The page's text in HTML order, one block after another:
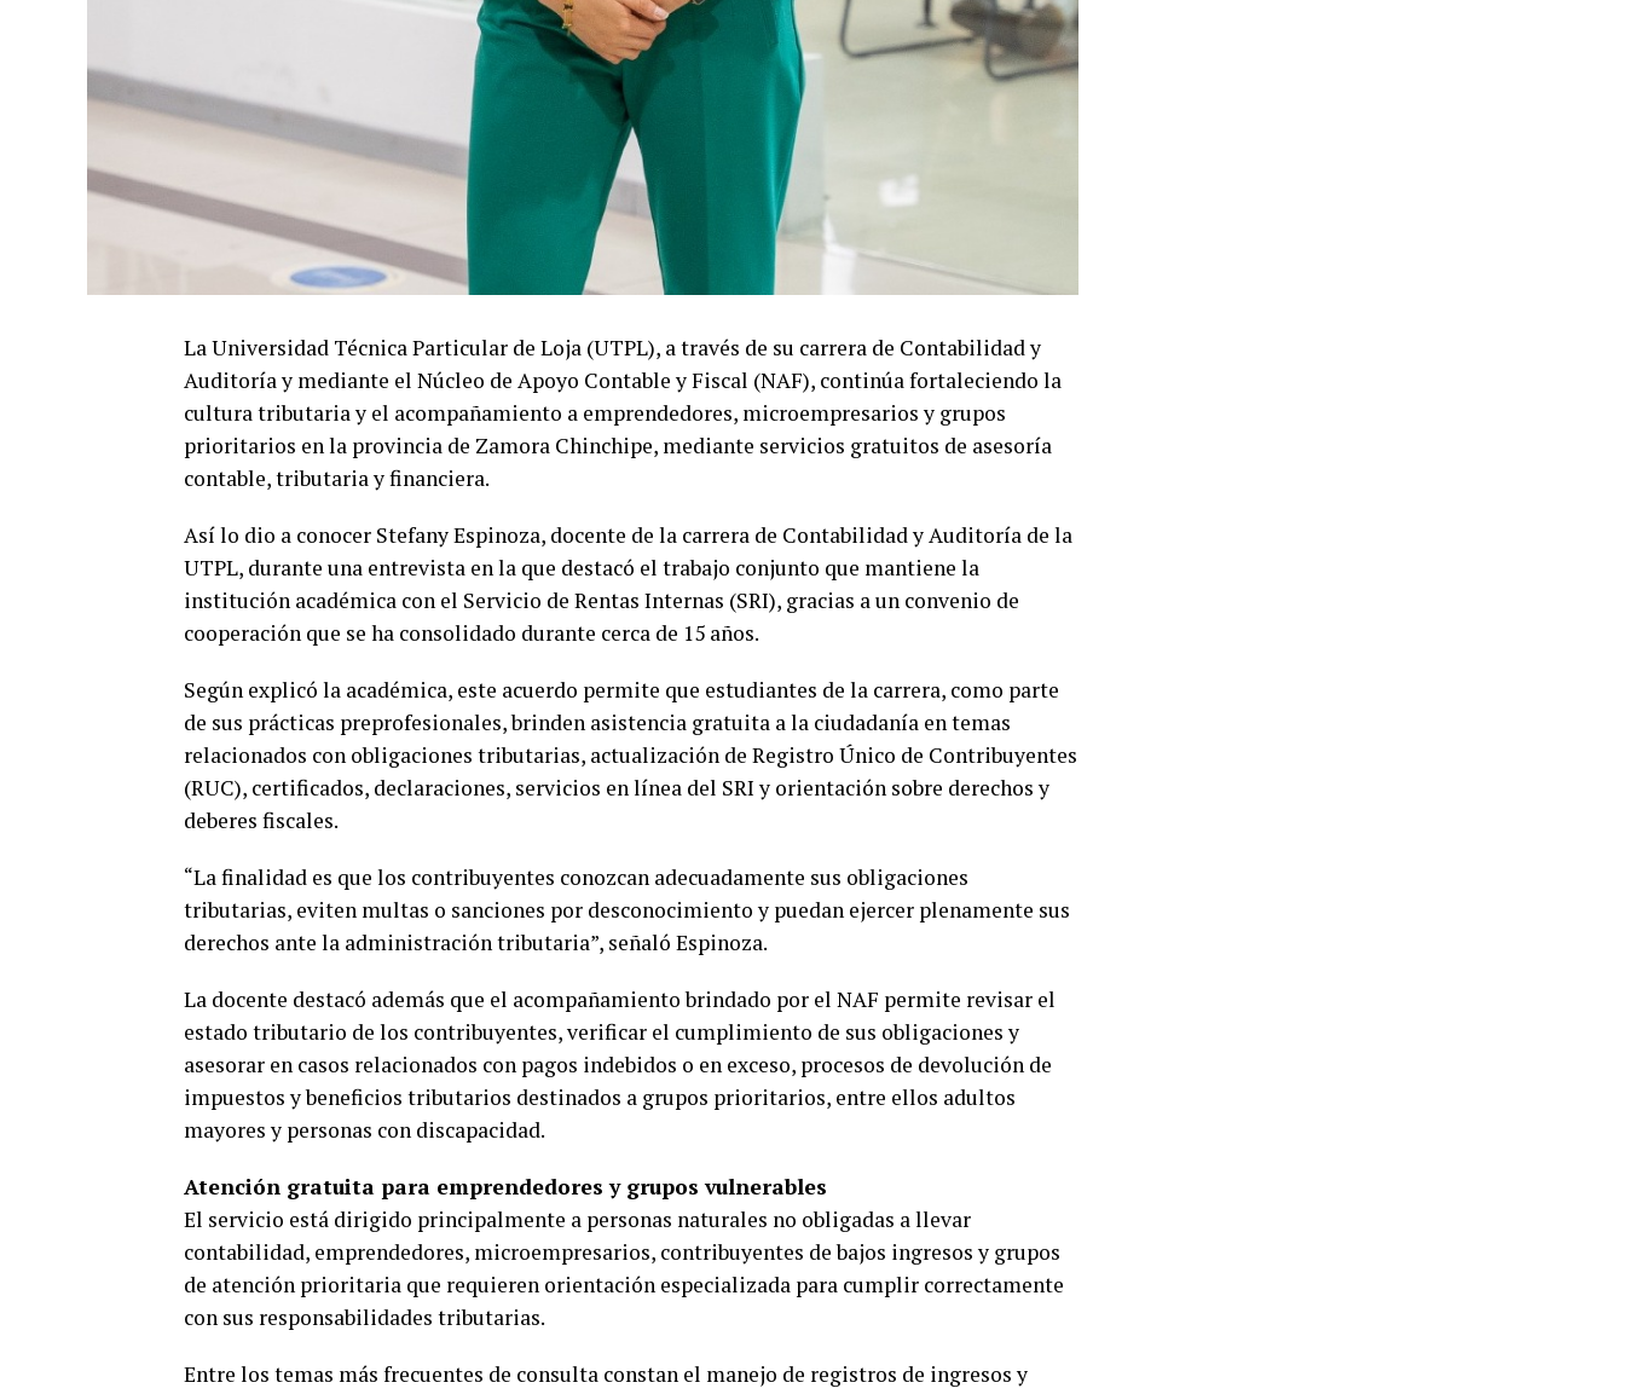
La Universidad Técnica Particular de Loja (UTPL), a través de su carrera de Contabilidad y
Auditoría y mediante el Núcleo de Apoyo Contable y Fiscal (NAF), continúa fortaleciendo la
cultura tributaria y el acompañamiento a emprendedores, microempresarios y grupos
prioritarios en la provincia de Zamora Chinchipe, mediante servicios gratuitos de asesoría
contable, tributaria y financiera.
Así lo dio a conocer Stefany Espinoza, docente de la carrera de Contabilidad y Auditoría de la
UTPL, durante una entrevista en la que destacó el trabajo conjunto que mantiene la
institución académica con el Servicio de Rentas Internas (SRI), gracias a un convenio de
cooperación que se ha consolidado durante cerca de 15 años.
Según explicó la académica, este acuerdo permite que estudiantes de la carrera, como parte
de sus prácticas preprofesionales, brinden asistencia gratuita a la ciudadanía en temas
relacionados con obligaciones tributarias, actualización de Registro Único de Contribuyentes
(RUC), certificados, declaraciones, servicios en línea del SRI y orientación sobre derechos y
deberes fiscales.
“La finalidad es que los contribuyentes conozcan adecuadamente sus obligaciones
tributarias, eviten multas o sanciones por desconocimiento y puedan ejercer plenamente sus
derechos ante la administración tributaria”, señaló Espinoza.
La docente destacó además que el acompañamiento brindado por el NAF permite revisar el
estado tributario de los contribuyentes, verificar el cumplimiento de sus obligaciones y
asesorar en casos relacionados con pagos indebidos o en exceso, procesos de devolución de
impuestos y beneficios tributarios destinados a grupos prioritarios, entre ellos adultos
mayores y personas con discapacidad.
Atención gratuita para emprendedores y grupos vulnerables
El servicio está dirigido principalmente a personas naturales no obligadas a llevar
contabilidad, emprendedores, microempresarios, contribuyentes de bajos ingresos y grupos
de atención prioritaria que requieren orientación especializada para cumplir correctamente
con sus responsabilidades tributarias.
Entre los temas más frecuentes de consulta constan el manejo de registros de ingresos y